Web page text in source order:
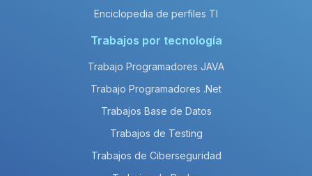
Enciclopedia de perfiles TI
Trabajos por tecnología
Trabajo Programadores JAVA
Trabajo Programadores .Net
Trabajos Base de Datos
Trabajos de Testing
Trabajos de Ciberseguridad